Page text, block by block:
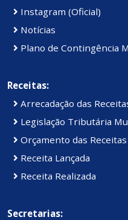
Instagram (Oficial)
Notícias
Plano de Contingência
Receitas:
Arrecadação das
Legislação Tributária
Orçamento das Receitas
Receita Lançada
Receita Realizada
Secretarias: